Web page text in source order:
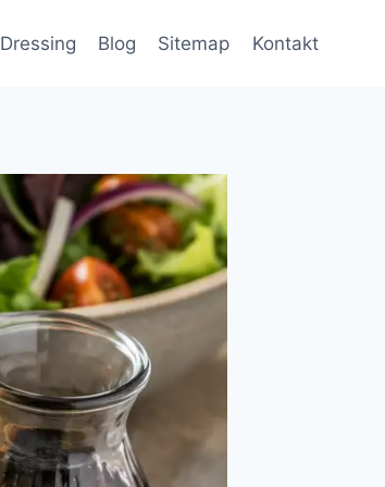
Dressing Blog Sitemap Kontakt